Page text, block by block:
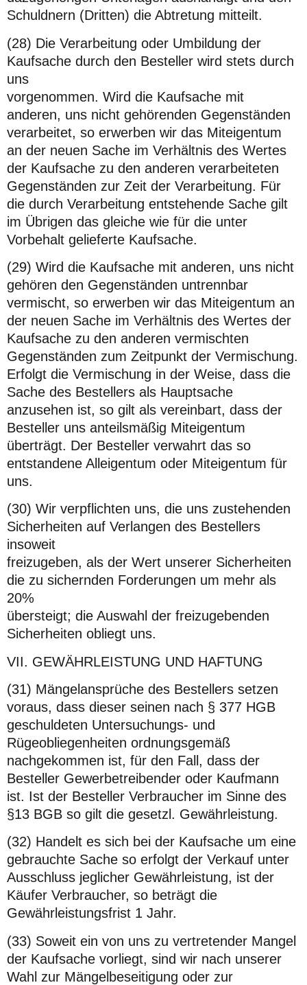
Schuldnern (Dritten) die Abtretung mitteilt.
(28) Die Verarbeitung oder Umbildung der
Kaufsache durch den Besteller wird stets durch
uns
vorgenommen. Wird die Kaufsache mit
anderen, uns nicht gehörenden Gegenständen
verarbeitet, so erwerben wir das Miteigentum
an der neuen Sache im Verhältnis des Wertes
der Kaufsache zu den anderen verarbeiteten
Gegenständen zur Zeit der Verarbeitung. Für
die durch Verarbeitung entstehende Sache gilt
im Übrigen das gleiche wie für die unter
Vorbehalt gelieferte Kaufsache.
(29) Wird die Kaufsache mit anderen, uns nicht
gehören den Gegenständen untrennbar
vermischt, so erwerben wir das Miteigentum an
der neuen Sache im Verhältnis des Wertes der
Kaufsache zu den anderen vermischten
Gegenständen zum Zeitpunkt der Vermischung.
Erfolgt die Vermischung in der Weise, dass die
Sache des Bestellers als Hauptsache
anzusehen ist, so gilt als vereinbart, dass der
Besteller uns anteilsmäßig Miteigentum
überträgt. Der Besteller verwahrt das so
entstandene Alleigentum oder Miteigentum für
uns.
(30) Wir verpflichten uns, die uns zustehenden
Sicherheiten auf Verlangen des Bestellers
insoweit
freizugeben, als der Wert unserer Sicherheiten
die zu sichernden Forderungen um mehr als
20%
übersteigt; die Auswahl der freizugebenden
Sicherheiten obliegt uns.
VII. GEWÄHRLEISTUNG UND HAFTUNG
(31) Mängelansprüche des Bestellers setzen
voraus, dass dieser seinen nach § 377 HGB
geschuldeten Untersuchungs- und
Rügeobliegenheiten ordnungsgemäß
nachgekommen ist, für den Fall, dass der
Besteller Gewerbetreibender oder Kaufmann
ist. Ist der Besteller Verbraucher im Sinne des
§13 BGB so gilt die gesetzl. Gewährleistung.
(32) Handelt es sich bei der Kaufsache um eine
gebrauchte Sache so erfolgt der Verkauf unter
Ausschluss jeglicher Gewährleistung, ist der
Käufer Verbraucher, so beträgt die
Gewährleistungsfrist 1 Jahr.
(33) Soweit ein von uns zu vertretender Mangel
der Kaufsache vorliegt, sind wir nach unserer
Wahl zur Mängelbeseitigung oder zur